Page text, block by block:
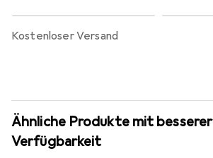
kostenloser Versand
Ähnliche Produkte mit besserer
Verfügbarkeit